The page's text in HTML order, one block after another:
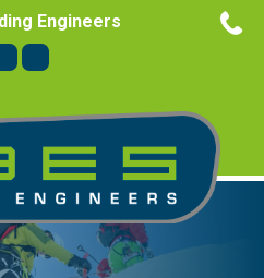
Engineers